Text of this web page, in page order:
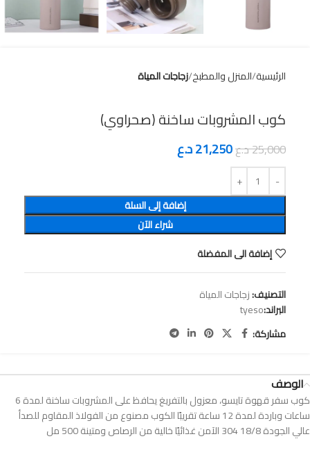
الرئيسية المنزل والمطبخ زجاجات المياة
كوب المشروبات ساخنة (صحراوي)
25,000د.ع21,250د.ع
إضافة إلى السلة
شراء الآن
إضافة الى المفضلة
التصنيف:زجاجات المياة
البراند:tyeso
مشاركة:
الوصف
كوب سفر قهوة تايسو، معزول بالتفريغ يحافظ على المشروبات ساخنة لمدة 6
ساعات وباردة لمدة 12 ساعة تقريبًا الكوب مصنوع من الفولاذ المقاوم للصدأ
عالي الجودة 18/8 304 الآمن غذائيًا خالية من الرصاص ومتينة 500 مل